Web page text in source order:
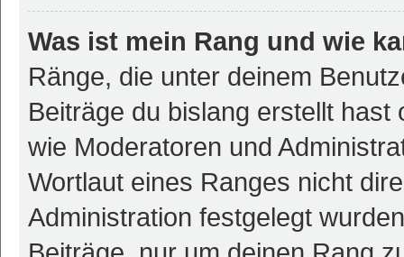
Was ist mein Rang und wie
Ränge, die unter deinem
Beiträge du bislang erstellt
wie Moderatoren und
Wortlaut eines Ranges nicht
Administration festgelegt